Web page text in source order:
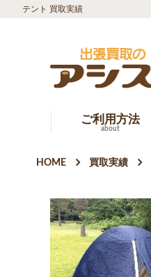
テント 買取実績
ご利用方法
about
HOME 買取実績